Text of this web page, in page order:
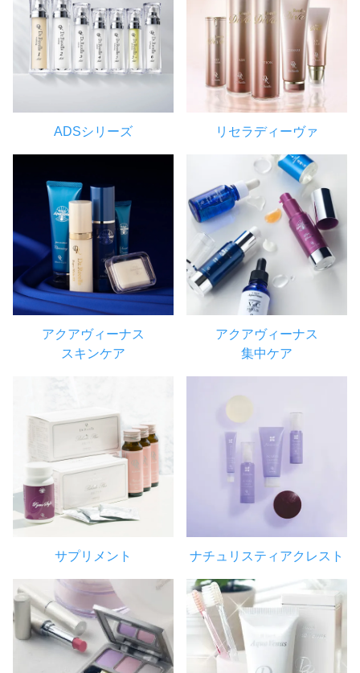
ADSシリーズ リセラディーヴァ
アクアヴィーナス
スキンケア
アクアヴィーナス
集中ケア
サプリメント ナチュリスティアクレスト